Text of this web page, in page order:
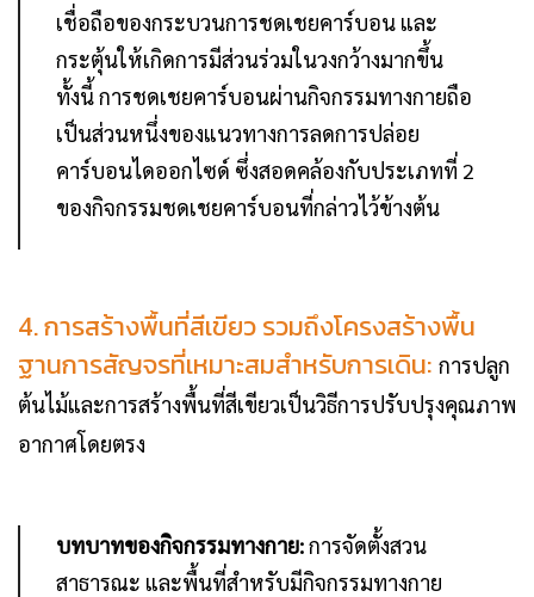
เชื่อถือของกระบวนการชดเชยคาร์บอน และ
กระตุ้นให้เกิดการมีส่วนร่วมในวงกว้างมากขึ้น
ทั้งนี้ การชดเชยคาร์บอนผ่านกิจกรรมทางกายถือ
เป็นส่วนหนึ่งของแนวทางการลดการปล่อย
คาร์บอนไดออกไซด์ ซึ่งสอดคล้องกับประเภทที่ 2
ของกิจกรรมชดเชยคาร์บอนที่กล่าวไว้ข้างต้น
4. การสร้างพื้นที่สีเขียว รวมถึงโครงสร้างพื้น
ฐานการสัญจรที่เหมาะสมสำหรับการเดิน: การปลูก
ต้นไม้และการสร้างพื้นที่สีเขียวเป็นวิธีการปรับปรุงคุณภาพ
อากาศโดยตรง
บทบาทของกิจกรรมทางกาย:การจัดตั้งสวน
สาธารณะ และพื้นที่สำหรับมีกิจกรรมทางกาย